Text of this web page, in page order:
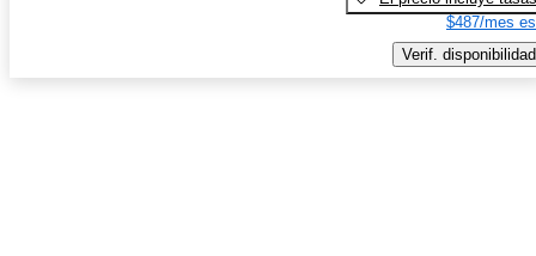
$487/mes
Verif. disponibilidad